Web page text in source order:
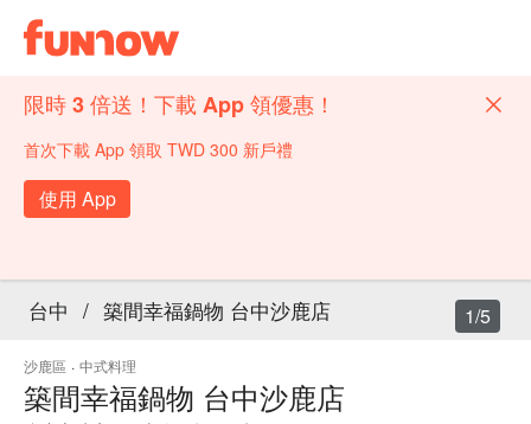
限時 3 倍送！下載 App 領優惠！
首次下載 App 領取 TWD 300 新戶禮
使用 App
台中 / 築間幸福鍋物 台中沙鹿店
沙鹿區 · 中式料理
築間幸福鍋物 台中沙鹿店
1/5